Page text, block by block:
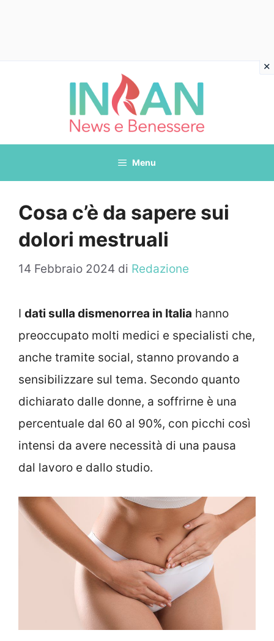
Menu
Cosa c’è da sapere sui
dolori mestruali
14 Febbraio 2024 di Redazione
I dati sulla dismenorrea in Italia hanno
preoccupato molti medici e specialisti che,
anche tramite social, stanno provando a
sensibilizzare sul tema. Secondo quanto
dichiarato dalle donne, a soffrirne è una
percentuale dal 60 al 90%, con picchi così
intensi da avere necessità di una pausa
dal lavoro e dallo studio.